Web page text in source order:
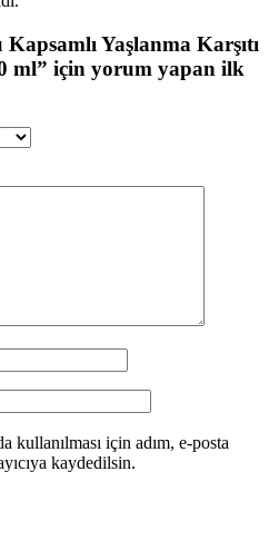
Yaşlanma Karşıtı
ml” için yorum yapan ilk
kullanılması için adım, e-posta
kaydedilsin.